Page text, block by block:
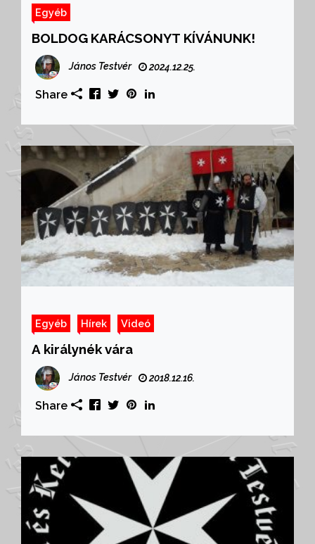
Egyéb
BOLDOG KARÁCSONYT KÍVÁNUNK!
János Testvér 2024.12.25.
Share
Egyéb Hírek Videó
A királynék vára
János Testvér 2018.12.16.
Share